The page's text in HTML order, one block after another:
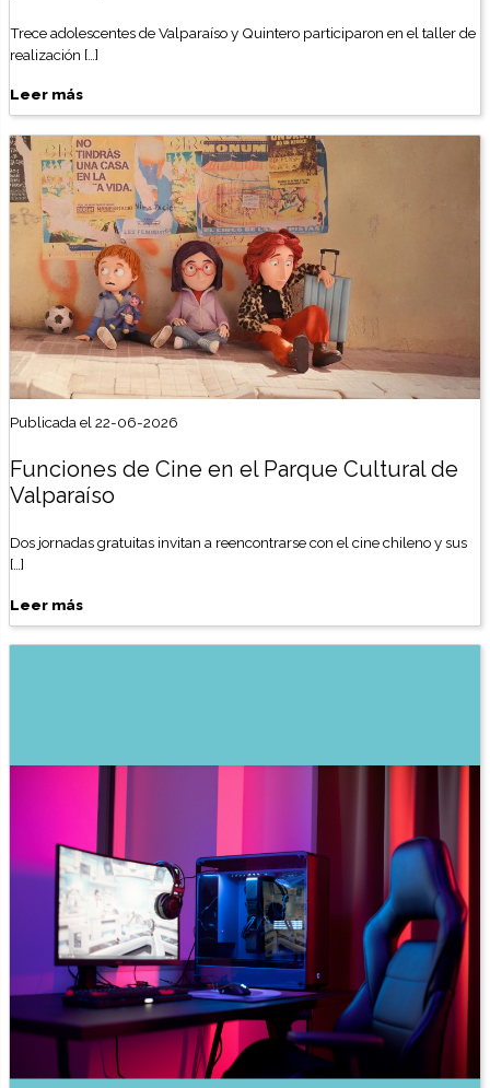
Trece adolescentes de Valparaíso y Quintero participaron en el taller de
realización […]
Leer más
Publicada el 22-06-2026
Funciones de Cine en el Parque Cultural de
Valparaíso
Dos jornadas gratuitas invitan a reencontrarse con el cine chileno y sus
[…]
Leer más